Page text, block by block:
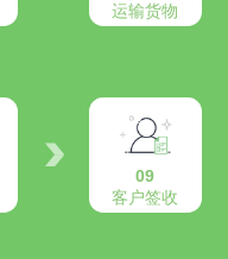
运输货物
09
客户签收